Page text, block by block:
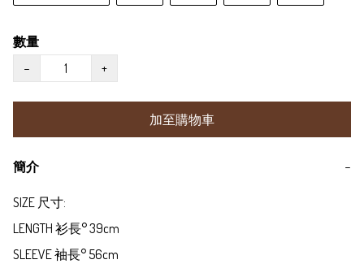
數量
−
+
加至購物車
簡介 −
SIZE 尺寸:
LENGTH 衫長° 39cm
SLEEVE 袖長° 56cm